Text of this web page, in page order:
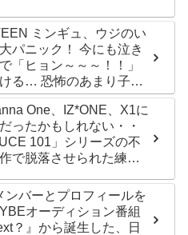
ミンギュ、ウジのい
パニック！ 今にも泣き
「ヒョン～～～！！」
る… 恐怖のあまり子供
け出す姿がかわいい
One、IZ*ONE、X1に
ったかもしれない・・
101」シリーズの不
で脱落させられた練習
ンバーとプロフィールを
オーディション番組
？』から誕生した、日